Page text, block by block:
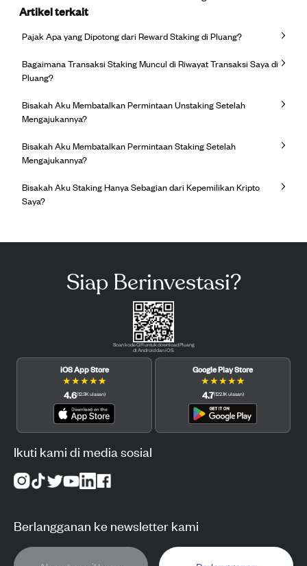
Artikel terkait
Pajak Apa yang Dipotong dari Reward Staking di Pluang?
Bagaimana Transaksi Staking Muncul di Riwayat Transaksi Saya di
Pluang?
Bisakah Aku Membatalkan Permintaan Unstaking Setelah
Mengajukannya?
Bisakah Aku Membatalkan Permintaan Staking Setelah
Mengajukannya?
Bisakah Aku Staking Hanya Sebagian dari Kepemilikan Kripto
Saya?
Siap Berinvestasi?
Scan kode QR untuk download Pluang
di Android dan iOS.
iOS App Store
★★★★★
4.6(12.3K ulasan)
Google Play Store
★★★★★
4.7(122.1K ulasan)
Ikuti kami di media sosial
Berlangganan ke newsletter kami